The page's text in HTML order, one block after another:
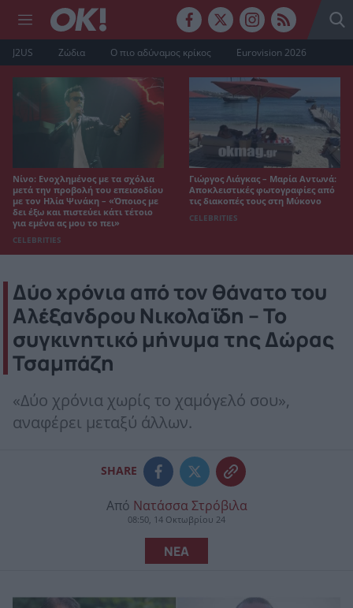
J2US Ζώδια Ο πιο αδύναμος κρίκος Eurovision 2026
Νίνο: Ενοχλημένος με τα σχόλια
μετά την προβολή του επεισοδίου
με τον Ηλία Ψινάκη – «Όποιος με
δει έξω και πιστεύει κάτι τέτοιο
για εμένα ας μου το πει»
CELEBRITIES
Γιώργος Λιάγκας – Μαρία Αντωνά:
Αποκλειστικές φωτογραφίες από
τις διακοπές τους στη Μύκονο
CELEBRITIES
Δύο χρόνια από τον θάνατο του
Αλέξανδρου Νικολαΐδη – Το
συγκινητικό μήνυμα της Δώρας
Τσαμπάζη
«Δύο χρόνια χωρίς το χαμόγελό σου»,
αναφέρει μεταξύ άλλων.
SHARE
Από Νατάσσα Στρόβιλα
08:50, 14 Οκτωβρίου 24
ΝΕΑ